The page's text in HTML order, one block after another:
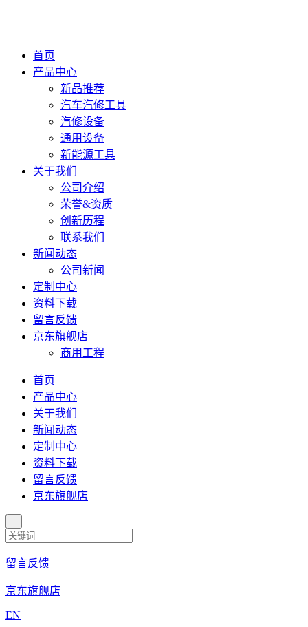
首页
产品中心
新品推荐
汽车汽修工具
汽修设备
通用设备
新能源工具
关于我们
公司介绍
荣誉&资质
创新历程
联系我们
新闻动态
公司新闻
定制中心
资料下载
留言反馈
京东旗舰店
商用工程
首页
产品中心
关于我们
新闻动态
定制中心
资料下载
留言反馈
京东旗舰店
留言反馈
京东旗舰店
EN